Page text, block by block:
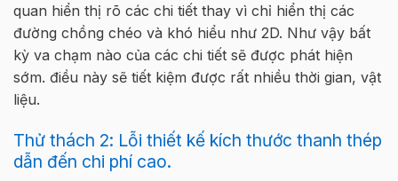
quan hiển thị rõ các chi tiết thay vì chỉ hiển thị các
đường chồng chéo và khó hiểu như 2D. Như vậy bất
kỳ va chạm nào của các chi tiết sẽ được phát hiện
sớm. điều này sẽ tiết kiệm được rất nhiều thời gian, vật
liệu.
Thử thách 2: Lỗi thiết kế kích thước thanh thép
dẫn đến chi phí cao.